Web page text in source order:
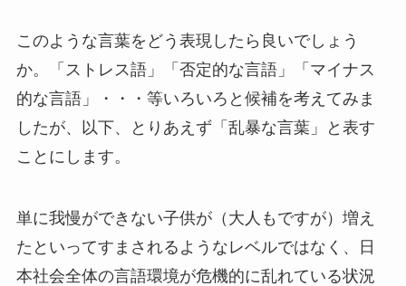
このような言葉をどう表現したら良いでしょう
か。「ストレス語」「否定的な言語」「マイナス
的な言語」・・・等いろいろと候補を考えてみま
したが、以下、とりあえず「乱暴な言葉」と表す
ことにします。
単に我慢ができない子供が（大人もですが）増え
たといってすまされるようなレベルではなく、日
本社会全体の言語環境が危機的に乱れている状況